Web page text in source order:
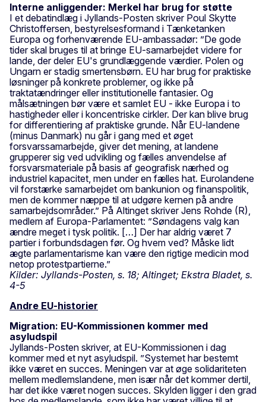
Interne anliggender: Merkel har brug for støtte
I et debatindlæg i Jyllands-Posten skriver Poul Skytte
Christoffersen, bestyrelsesformand i Tænketanken
Europa og forhenværende EU-ambassadør: ”De gode
tider skal bruges til at bringe EU-samarbejdet videre for
lande, der deler EU's grundlæggende værdier. Polen og
Ungarn er stadig smertensbørn. EU har brug for praktiske
løsninger på konkrete problemer, og ikke på
traktatændringer eller institutionelle fantasier. Og
målsætningen bør være et samlet EU - ikke Europa i to
hastigheder eller i koncentriske cirkler. Der kan blive brug
for differentiering af praktiske grunde. Når EU-landene
(minus Danmark) nu går i gang med et øget
forsvarssamarbejde, giver det mening, at landene
grupperer sig ved udvikling og fælles anvendelse af
forsvarsmateriale på basis af geografisk nærhed og
industriel kapacitet, men under en fælles hat. Eurolandene
vil forstærke samarbejdet om bankunion og finanspolitik,
men de kommer næppe til at udgøre kernen på andre
samarbejdsområder.” På Altinget skriver Jens Rohde (R),
medlem af Europa-Parlamentet: ”Søndagens valg kan
ændre meget i tysk politik. […] Der har aldrig været 7
partier i forbundsdagen før. Og hvem ved? Måske lidt
ægte parlamentarisme kan være den rigtige medicin mod
netop protestpartierne.”
Kilder: Jyllands-Posten, s. 18; Altinget; Ekstra Bladet, s.
4-5
Andre EU-historier
Migration: EU-Kommissionen kommer med
asyludspil
Jyllands-Posten skriver, at EU-Kommissionen i dag
kommer med et nyt asyludspil. ”Systemet har bestemt
ikke været en succes. Meningen var at øge solidariteten
mellem medlemslandene, men især når det kommer dertil,
har det ikke været nogen succes. Skylden ligger i den grad